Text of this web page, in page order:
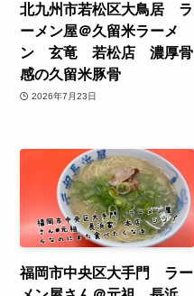
北九州市若松区大鳥居 ラ
ーメン屋＠久留米ラーメ
ン 玄竜 若松店 濃厚骨
感の久留米豚骨
2026年7月23日
福岡市中央区大手門 ラー